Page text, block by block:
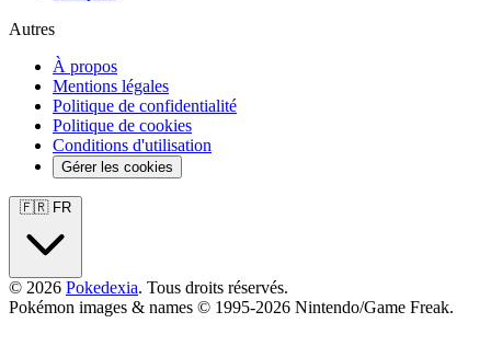
Autres
À propos
Mentions légales
Politique de confidentialité
Politique de cookies
Conditions d'utilisation
Gérer les cookies
© 2026 Pokedexia. Tous droits réservés.
Pokémon images & names © 1995-2026 Nintendo/Game Freak.